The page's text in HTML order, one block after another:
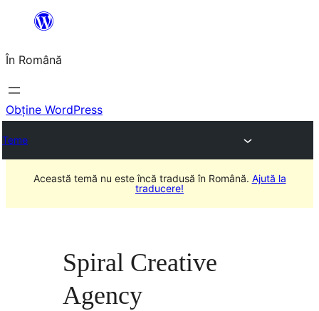
conținut
În Română
Obține WordPress
Teme
Această temă nu este încă tradusă în Română. Ajută la
traducere!
Spiral Creative
Agency